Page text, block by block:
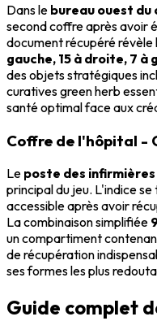
Dans le bureau ouest du
second coffre après avoir
document récupéré révèle
gauche, 15 à droite, 7 à
des objets stratégiques
curatives green herb
santé optimal face aux
Coffre de l'hôpital -
Le poste des infirmières
principal du jeu. L'indice
accessible après avoir
La combinaison simplifiée
un compartiment
de récupération
ses formes les plus
Guide complet